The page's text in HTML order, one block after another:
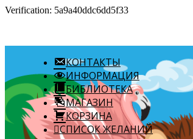
Verification: 5a9a40ddc6dd5f33
КОНТАКТЫ
ИНФОРМАЦИЯ
БИБЛИОТЕКА
МАГАЗИН
КОРЗИНА
СПИСОК ЖЕЛАНИЙ